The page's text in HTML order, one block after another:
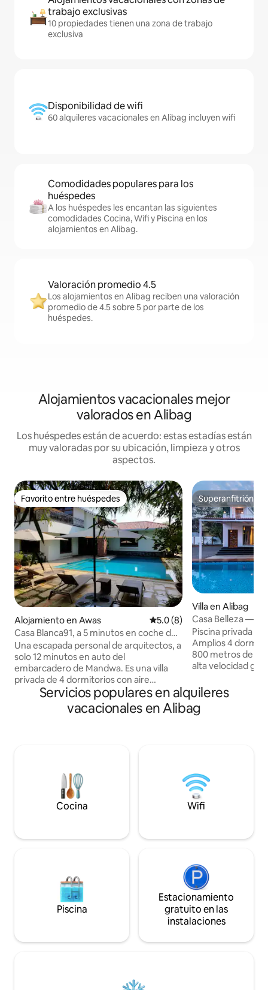
trabajo exclusivas
10 propiedades tienen una zona de trabajo
exclusiva
Disponibilidad de wifi
60 alquileres vacacionales en Alibag incluyen wifi
Comodidades populares para los
huéspedes
A los huéspedes les encantan las siguientes
comodidades Cocina, Wifi y Piscina en los
alojamientos en Alibag.
Valoración promedio 4.5
Los alojamientos en Alibag reciben una valoración
promedio de 4.5 sobre 5 por parte de los
huéspedes.
Alojamientos vacacionales mejor
valorados en Alibag
Los huéspedes están de acuerdo: estas estadías están
muy valoradas por su ubicación, limpieza y otros
aspectos.
Favorito entre huéspedes
Favorito entre huéspedes
Alojamiento en Awas Calificación promedio: 5.0
5.0 (8)
Casa Blanca91, a 5 minutos en coche del
embarcadero de Mandwa
Una escapada personal de arquitectos, a
solo 12 minutos en auto del
embarcadero de Mandwa. Es una villa
privada de 4 dormitorios con aire
acondicionado y piscina. Una amplia sala
de estar, jardines ajardinados, área de
barbacoa, piscina, estacionamiento
día para las 3 comidas y comestibles
según el costo. Saben cocinar comida
india, konkani, barbacoa, chaat, etc.
Todo es comida casera recién preparada
Superanfitrión
Superanfitrión
Villa en Alibag
Casa Belleza —
Kihim Alibag
Piscina privada
Amplios 4
800 metros de la
alta velocidad
Tablero de
tamaño king con
viscoelástica.
embarcadero de
tranquila con
limpia, ordenada
Servicios populares en alquileres
vacacionales en Alibag
Cocina Wifi
Piscina
Estacionamiento
gratuito en las
instalaciones